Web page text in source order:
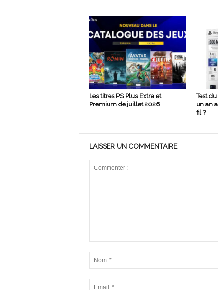
Les titres PS Plus Extra et
Premium de juillet 2026
Test
un an
fil ?
LAISSER UN COMMENTAIRE